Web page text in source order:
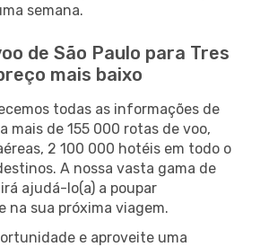
semana.
de São Paulo para Tres
mais baixo
todas as informações de
mais de 155 000 rotas de voo,
2 100 000 hotéis em todo o
A nossa vasta gama de
ajudá-lo(a) a poupar
na sua próxima viagem.
e aproveite uma